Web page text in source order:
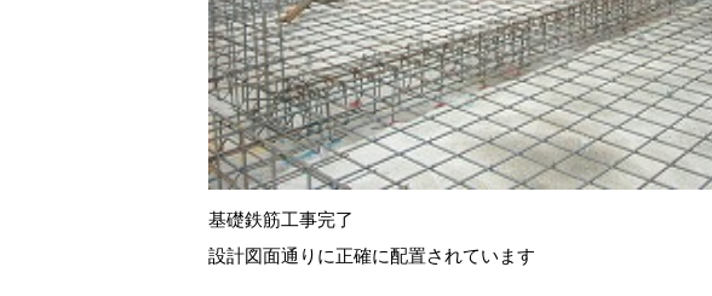
基礎鉄筋工事完了
設計図面通りに正確に配置されています